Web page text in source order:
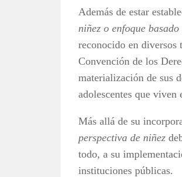
Además de estar
niñez o enfoque
reconocido en diversos
Convención de los
materialización de sus
adolescentes que
Más allá de su
perspectiva de niñez
todo, a su
instituciones públicas.